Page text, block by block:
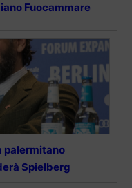
Fuocammare
palermitano
Spielberg